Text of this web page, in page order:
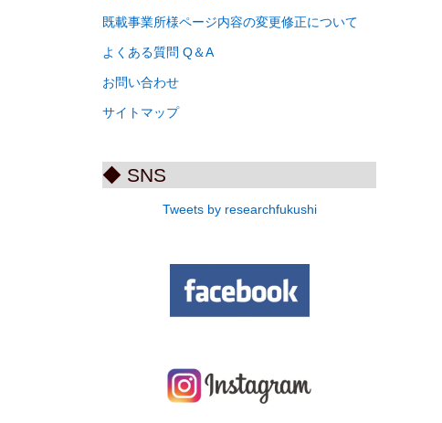
既載事業所様ページ内容の変更修正について
よくある質問 Q＆A
お問い合わせ
サイトマップ
◆ SNS
Tweets by researchfukushi